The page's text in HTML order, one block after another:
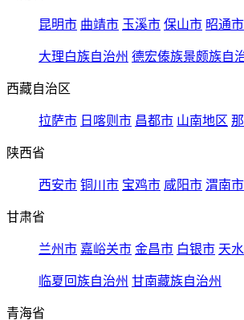
昆明市 曲靖市 玉溪市 保山市 昭通市
大理白族自治州 德宏傣族景颇族自
西藏自治区
拉萨市 日喀则市 昌都市 山南地区
陕西省
西安市 铜川市 宝鸡市 咸阳市 渭南市
甘肃省
兰州市 嘉峪关市 金昌市 白银市 天
临夏回族自治州 甘南藏族自治州
青海省